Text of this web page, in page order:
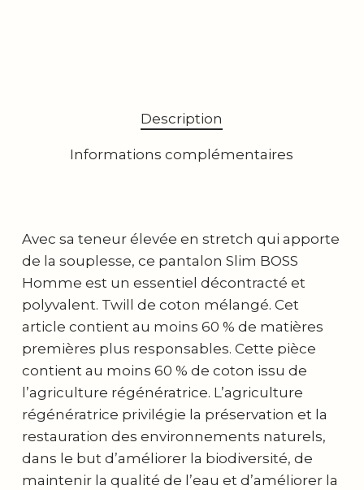
Description
Informations complémentaires
Avec sa teneur élevée en stretch qui apporte
de la souplesse, ce pantalon Slim BOSS
Homme est un essentiel décontracté et
polyvalent. Twill de coton mélangé. Cet
article contient au moins 60 % de matières
premières plus responsables. Cette pièce
contient au moins 60 % de coton issu de
l’agriculture régénératrice. L’agriculture
régénératrice privilégie la préservation et la
restauration des environnements naturels,
dans le but d’améliorer la biodiversité, de
maintenir la qualité de l’eau et d’améliorer la